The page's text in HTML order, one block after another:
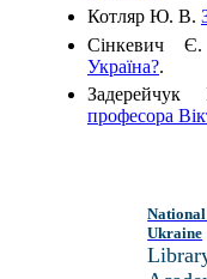
Котляр Ю. В.
Сінкевич
Україна?.
професора
National
Ukraine